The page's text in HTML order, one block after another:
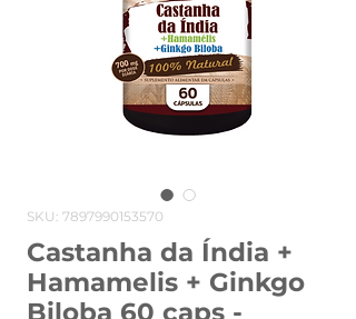
SKU: 7897990153570
Castanha da Índia +
Hamamelis + Ginkgo
Biloba 60 caps -